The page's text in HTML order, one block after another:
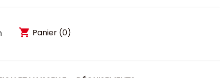
shopping_cart Panier (0)